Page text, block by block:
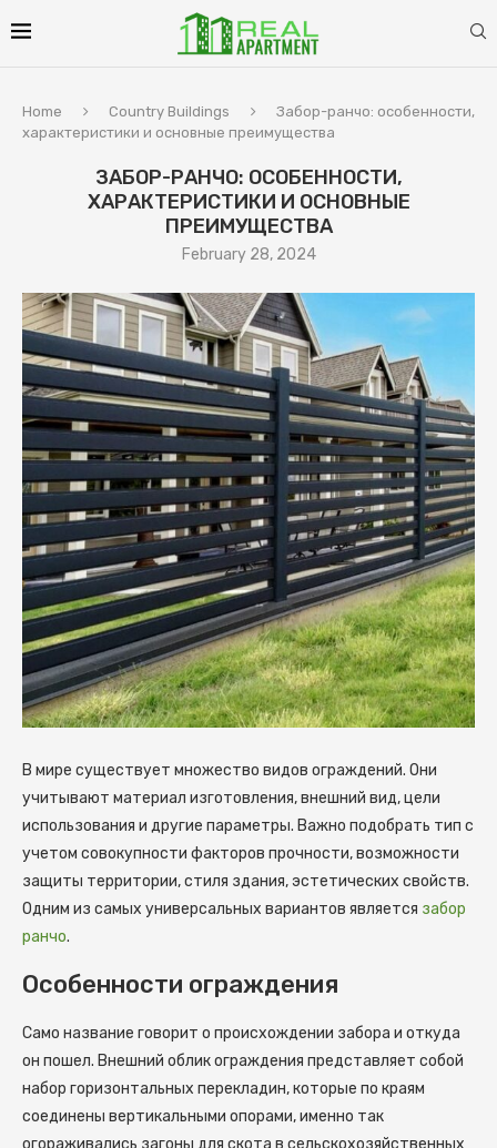
Home Country Buildings
Забор-ранчо: особенности,
характеристики и основные преимущества
ЗАБОР-РАНЧО: ОСОБЕННОСТИ,
ХАРАКТЕРИСТИКИ И ОСНОВНЫЕ
ПРЕИМУЩЕСТВА
February 28, 2024
В мире существует множество видов ограждений. Они
учитывают материал изготовления, внешний вид, цели
использования и другие параметры. Важно подобрать тип с
учетом совокупности факторов прочности, возможности
защиты территории, стиля здания, эстетических свойств.
Одним из самых универсальных вариантов является забор
ранчо.
Особенности ограждения
Само название говорит о происхождении забора и откуда
он пошел. Внешний облик ограждения представляет собой
набор горизонтальных перекладин, которые по краям
соединены вертикальными опорами, именно так
огораживались загоны для скота в сельскохозяйственных